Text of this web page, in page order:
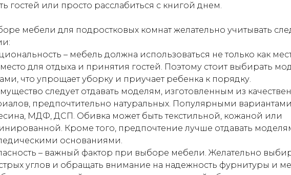
гостей или просто расслабиться с книгой днем.
мебели для подростковых комнат желательно учитывать
– мебель должна использоваться не только как
место для отдыха и принятия гостей. Поэтому стоит выбирать
что упрощает уборку и приучает ребенка к порядку.
следует отдавать моделям, изготовленным из
предпочтительно натуральных. Популярными
МДФ, ДСП. Обивка может быть текстильной, кожаной или
Кроме того, предпочтение лучше отдавать
основаниями.
– важный фактор при выборе мебели. Желательно
углов и обращать внимание на надежность фурнитуры и